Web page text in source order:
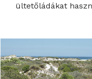
ültetőládákat